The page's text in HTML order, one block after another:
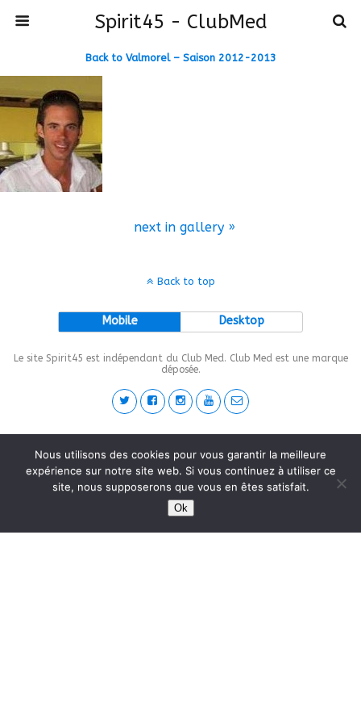
Spirit45 - ClubMed
Back to Valmorel – Saison 2012-2013
next in gallery »
Back to top
Mobile Desktop
Le site Spirit45 est indépendant du Club Med. Club Med est une marque
déposée.
Nous utilisons des cookies pour vous garantir la meilleure
expérience sur notre site web. Si vous continuez à utiliser ce
site, nous supposerons que vous en êtes satisfait.
Ok